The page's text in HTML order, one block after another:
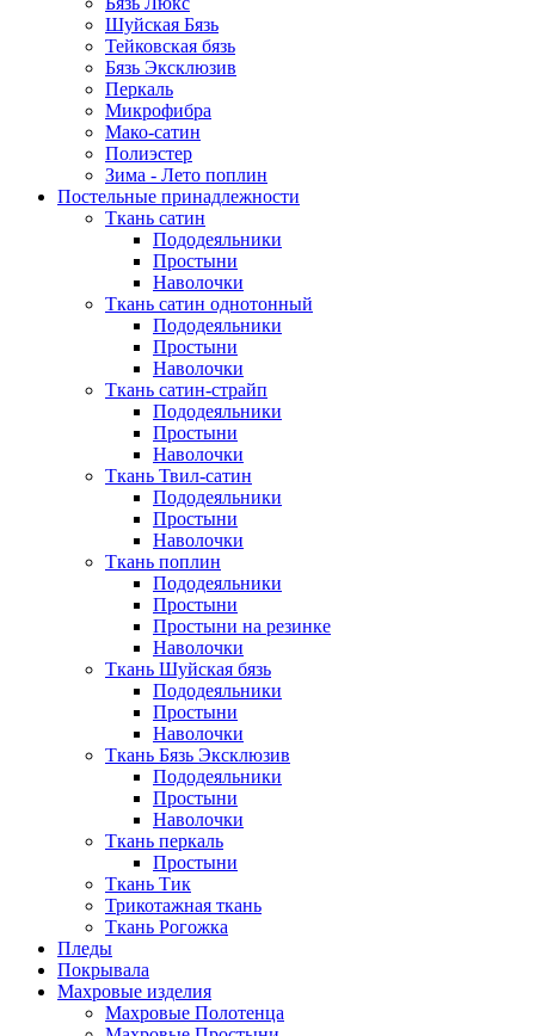
Шуйская Бязь
Тейковская бязь
Бязь Эксклюзив
Перкаль
Микрофибра
Мако-сатин
Полиэстер
Зима - Лето поплин
Постельные принадлежности
Ткань сатин
Пододеяльники
Простыни
Наволочки
Ткань сатин однотонный
Пододеяльники
Простыни
Наволочки
Ткань сатин-страйп
Пододеяльники
Простыни
Наволочки
Ткань Твил-сатин
Пододеяльники
Простыни
Наволочки
Ткань поплин
Пододеяльники
Простыни
Простыни на резинке
Наволочки
Ткань Шуйская бязь
Пододеяльники
Простыни
Наволочки
Ткань Бязь Эксклюзив
Пододеяльники
Простыни
Наволочки
Ткань перкаль
Простыни
Ткань Тик
Трикотажная ткань
Ткань Рогожка
Пледы
Покрывала
Махровые изделия
Махровые Полотенца